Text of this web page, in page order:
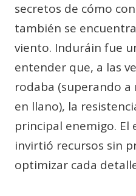
secretos de cómo
también se
viento. Induráin fue
entender que, a las
rodaba (superando
en llano), la
principal enemigo. El
invirtió recursos sin
optimizar cada